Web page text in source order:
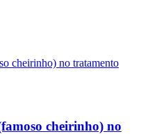
cheirinho) no